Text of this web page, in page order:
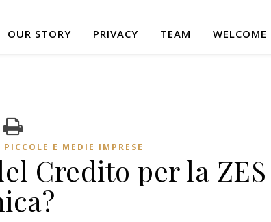
OUR STORY PRIVACY TEAM WELCOME
E MEDIE IMPRESE
Credito per la ZES